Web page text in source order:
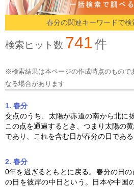
春分の関連キーワードで検
検索ヒット数 741件
※検索結果は本ページの作成時点のもので
なる場合があります
1. 春分
交点のうち、太陽が赤道の南から北に
この点を通過するとき、つまり太陽の
であり、これを含む日が春分の日である
2. 春分
0年を過ぎるともとに戻る。 春分の日の
の日を彼岸の中日という。日本や中国